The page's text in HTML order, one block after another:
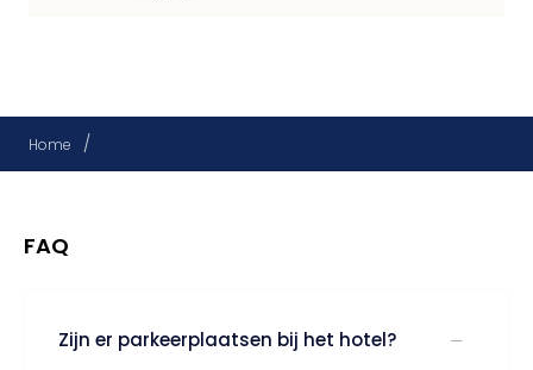
Home /
FAQ
Zijn er parkeerplaatsen bij het hotel?